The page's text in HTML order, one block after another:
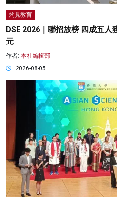
灼見教育
DSE 2026｜聯招放榜 四成五人
元
作者: 本社編輯部
2026-08-05